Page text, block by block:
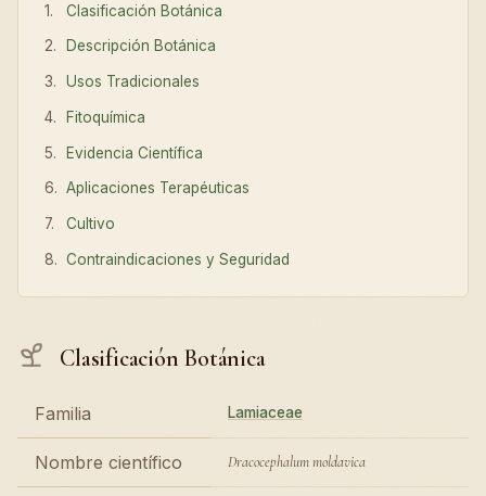
Clasificación Botánica
Descripción Botánica
Usos Tradicionales
Fitoquímica
Evidencia Científica
Aplicaciones Terapéuticas
Cultivo
Contraindicaciones y Seguridad
Clasificación Botánica
Familia Lamiaceae
Nombre científico Dracocephalum moldavica